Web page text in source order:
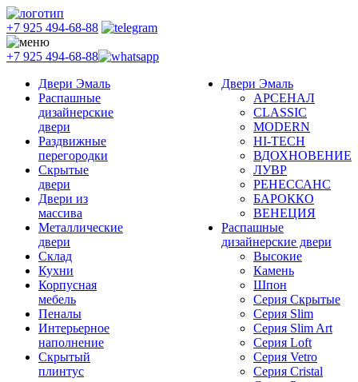
+7 925 494-68-88
+7 925 494-68-88
Двери Эмаль
Распашные
дизайнерские
двери
Раздвижные
перегородки
Скрытые
двери
Двери из
массива
Металлические
двери
Склад
Кухни
Корпусная
мебель
Пеналы
Интерьерное
наполнение
Скрытый
плинтус
Двери Эмаль
АРСЕНАЛ
CLASSIC
MODERN
HI-TECH
ВДОХНОВЕНИЕ
ЛУВР
РЕНЕССАНС
БАРОККО
ВЕНЕЦИЯ
Распашные
дизайнерские двери
Высокие
Камень
Шпон
Серия Скрытые
Серия Slim
Серия Slim Art
Серия Loft
Серия Vetro
Серия Cristal